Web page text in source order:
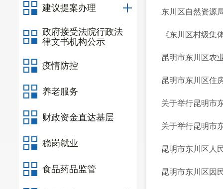
建议提案办理
政府接受法院行政法
律文书机构公示
疫情防控
养老服务
财政资金直达基层
稳岗就业
食品药品监管
东川区自然资源
《东川区村级集
昆明市东川区农
昆明市东川区住
关于举行昆明市
关于举行昆明市
昆明市东川区人
昆明市东川区因